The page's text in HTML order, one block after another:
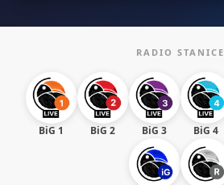
RADIO STANICE
BiG 1 BiG 2 BiG 3 BiG 4